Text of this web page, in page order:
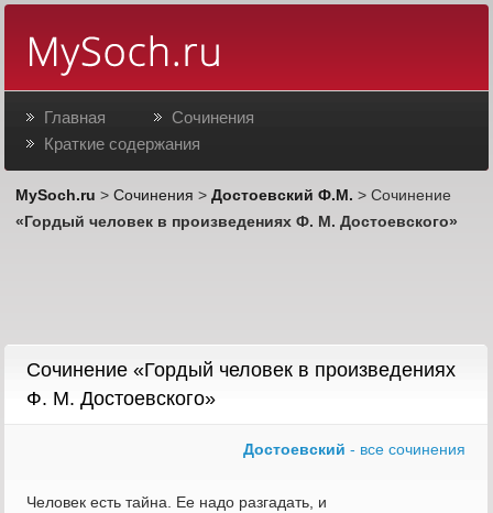
Главная
Сочинения
Краткие содержания
MySoch.ru >Сочинения >Достоевский Ф.М. > Сочинение
«Гордый человек в произведениях Ф. М. Достоевского»
Сочинение «Гордый человек в произведениях
Ф. М. Достоевского»
Достоевский - все сочинения
Человек есть тайна. Ее надо разгадать, и